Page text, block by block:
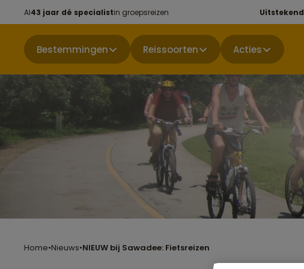
Al43 jaar dé specialistin groepsreizen Uitstekend
Bestemmingen Reissoorten Acties
Home•Nieuws•NIEUW bij Sawadee: Fietsreizen